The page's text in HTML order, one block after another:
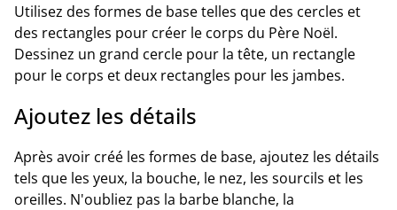
Utilisez des formes de base telles que des cercles et
des rectangles pour créer le corps du Père Noël.
Dessinez un grand cercle pour la tête, un rectangle
pour le corps et deux rectangles pour les jambes.
Ajoutez les détails
Après avoir créé les formes de base, ajoutez les détails
tels que les yeux, la bouche, le nez, les sourcils et les
oreilles. N'oubliez pas la barbe blanche, la